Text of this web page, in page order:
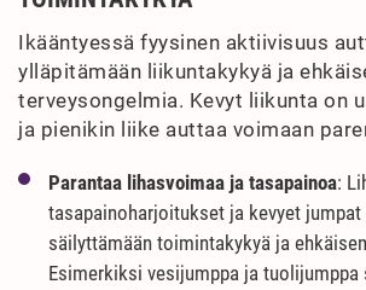
Ikääntyessä fyysinen aktiivisuus
ylläpitämään liikuntakykyä ja
terveysongelmia. Kevyt liikunta on
ja pienikin liike auttaa voimaan
Parantaa lihasvoimaa ja tasapainoa:
tasapainoharjoitukset ja kevyet jumpat
säilyttämään toimintakykyä ja
Esimerkiksi vesijumppa ja